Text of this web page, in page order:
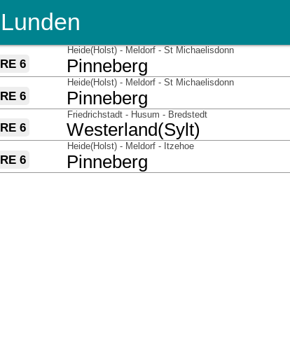
Lunden
RE 6 nach
Pinneberg
über
Heide(Holst) - Meldorf - St Michaelisdonn
RE 6 nach
Pinneberg
über
Heide(Holst) - Meldorf - St Michaelisdonn
RE 6 nach
Westerland(Sylt)
über
Friedrichstadt - Husum - Bredstedt
RE 6 nach
Pinneberg
über
Heide(Holst) - Meldorf - Itzehoe